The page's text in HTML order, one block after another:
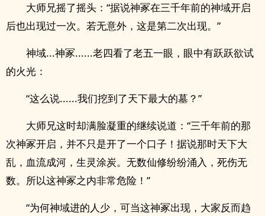
大师兄摇了摇头：“据说神冢在三千年前的神域开启
后也出现过一次。若无意外，这是第二次出现。”
神域...神冢......老四看了老五一眼，眼中有跃跃欲试
的火光：
“这么说......我们挖到了天下最大的墓？”
大师兄这时却满脸凝重的继续说道：“三千年前的那
次神冢开启，并不只是开了一个口子！据说那时天下大
乱，血流成河，生灵涂炭。无数仙修纷纷涌入，死伤无
数。所以这神冢之内非常危险！”
“为何神域进的人少，可当这神冢出现，大家反而趋